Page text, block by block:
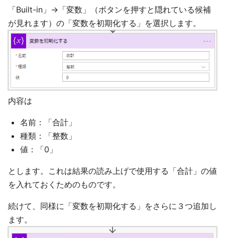
「Built-in」→「変数」（ボタンを押すと隠れている候補
が見れます）の「変数を初期化する」を選択します。
内容は
名前：「合計」
種類：「整数」
値：「0」
とします。これは結果の読み上げで使用する「合計」の値
を入れておくためのものです。
続けて、同様に「変数を初期化する」をさらに３つ追加し
ます。